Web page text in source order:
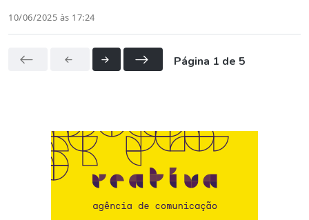
10/06/2025 às 17:24
Página 1 de 5